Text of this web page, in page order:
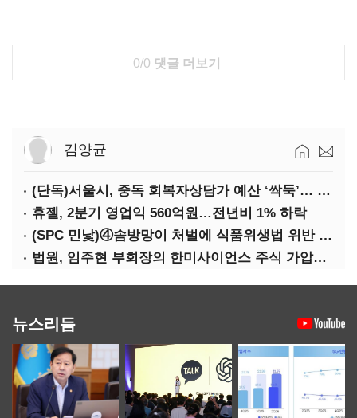
0/0 댓글 더보기
김양균
(단독)서울시, 중독 회복자상담가 예산 ‘싹둑’… 자치구 이관 후 ‘사업 축소’ 위기
휴젤, 2분기 영업익 560억원…전년비 1% 하락
(SPC 민낯)④솜방망이 처벌에 식품위생법 위반 반복
법원, 임주현 부회장의 한미사이언스 주식 가압류 결정
뉴스리듬